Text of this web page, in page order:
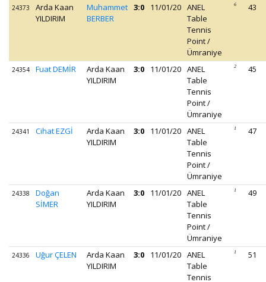
24373
Arda Kaan
YILDIRIM
Muhammet
BERBER
3:0 11/01/20 ANEL
Table
Tennis
Point /
Ümraniye
6 43
24354 Fuat DEMİR
Arda Kaan
YILDIRIM
3:0 11/01/20 ANEL
Table
Tennis
Point /
Ümraniye
2 45
24341 Cihat EZGİ
Arda Kaan
YILDIRIM
3:0 11/01/20 ANEL
Table
Tennis
Point /
Ümraniye
1 47
24338
Doğan
SİMER
Arda Kaan
YILDIRIM
3:0 11/01/20 ANEL
Table
Tennis
Point /
Ümraniye
1 49
24336 Uğur ÇELEN
Arda Kaan
YILDIRIM
3:0 11/01/20 ANEL
Table
Tennis
1 51